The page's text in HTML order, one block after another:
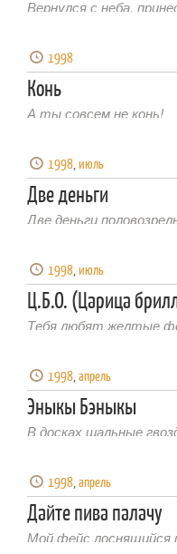
Вернулся с неба,
1998
Конь
А ты совсем не конь!
1998,июль
Две деньги
Две деньги
1998,июль
Ц.Б.О. (Царица
Тебя любят желтые
1998,апрель
Эныкы Бэныкы
В досках шальные
1998,апрель
Дайте пива палачу
Мой фейс лоснящийся